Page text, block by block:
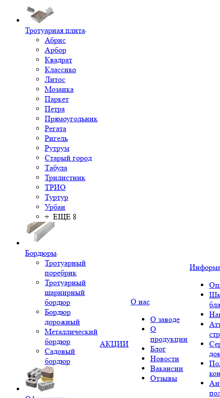
Тротуарная плита
Абрис
Арбор
Квадрат
Классико
Литос
Мозаика
Паркет
Петра
Прямоугольник
Регата
Ригель
Рутрум
Старый город
Табула
Трилистник
ТРИО
Туртур
Урбан
+ ЕЩЕ 8
Бордюры
Тротуарный
поребрик
Тротуарный
шарнирный
бордюр
Бордюр
дорожный
Металлический
бордюр
Садовый
бордюр
АКЦИИ
О нас
О заводе
О
продукции
Блог
Новости
Вакансии
Отзывы